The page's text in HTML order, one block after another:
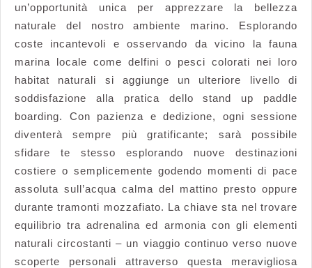
un’opportunità unica per apprezzare la bellezza
naturale del nostro ambiente marino. Esplorando
coste incantevoli e osservando da vicino la fauna
marina locale come delfini o pesci colorati nei loro
habitat naturali si aggiunge un ulteriore livello di
soddisfazione alla pratica dello stand up paddle
boarding. Con pazienza e dedizione, ogni sessione
diventerà sempre più gratificante; sarà possibile
sfidare te stesso esplorando nuove destinazioni
costiere o semplicemente godendo momenti di pace
assoluta sull’acqua calma del mattino presto oppure
durante tramonti mozzafiato. La chiave sta nel trovare
equilibrio tra adrenalina ed armonia con gli elementi
naturali circostanti – un viaggio continuo verso nuove
scoperte personali attraverso questa meravigliosa